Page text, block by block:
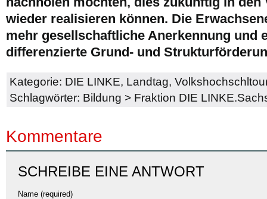
wieder realisieren können. Die
mehr gesellschaftliche Anerkennung und
differenzierte Grund- und
Kategorie: DIE LINKE, Landtag,
Schlagwörter: Bildung > Fraktion DIE
Kommentare
SCHREIBE EINE ANTWORT
Name (required)